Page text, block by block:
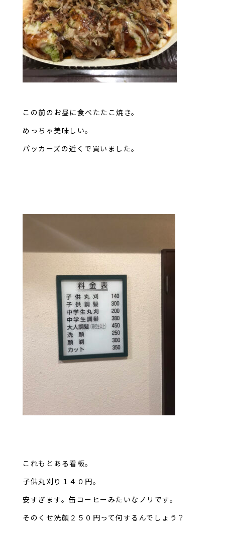
この前のお昼に食べたたこ焼き。
めっちゃ美味しい。
パッカーズの近くで買いました。
これもとある看板。
子供丸刈り１４０円。
安すぎます。缶コーヒーみたいなノリです。
そのくせ洗顔２５０円って何するんでしょう？